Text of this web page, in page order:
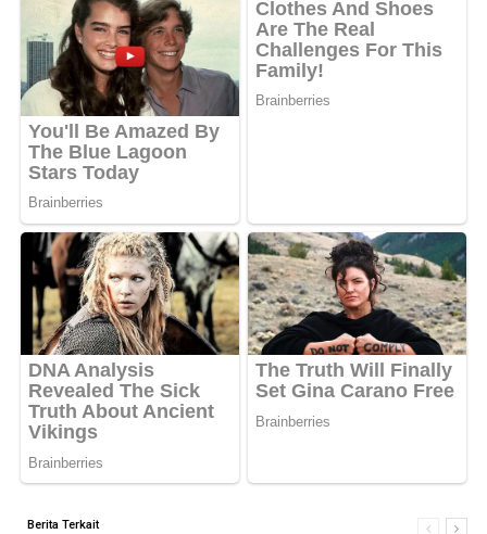
Berita Terkait